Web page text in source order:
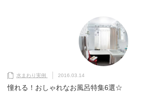
水まわり実例 2016.03.14
憧れる！おしゃれなお風呂特集6選☆